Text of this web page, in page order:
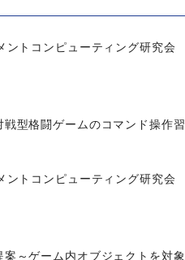
ントコンピューティング研究会
戦型格闘ゲームのコマンド操作
ントコンピューティング研究会
～ゲーム内オブジェクトを対